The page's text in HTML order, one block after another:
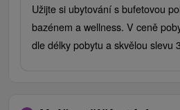
Užijte si ubytování s bufetovou
bazénem a wellness. V ceně
dle délky pobytu a skvělou slevu